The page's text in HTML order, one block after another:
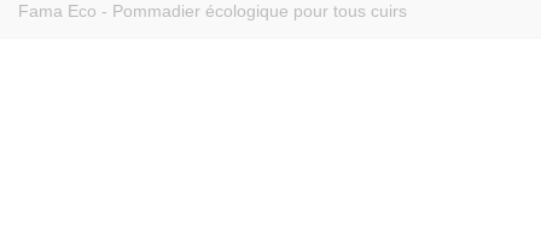
Fama Eco - Pommadier écologique pour tous cuirs